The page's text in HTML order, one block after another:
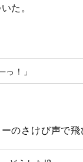
た。
！」
のさけび声で飛